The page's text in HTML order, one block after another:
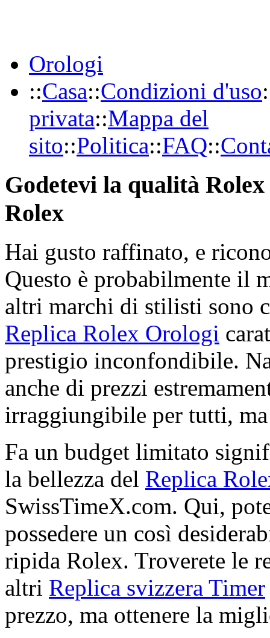
Orologi
::Casa::Condizioni d'uso
privata::Mappa del
sito::Politica::FAQ::
Godetevi la qualità
Rolex
Hai gusto raffinato, e
Questo è probabilmente il
altri marchi di stilisti sono
Replica Rolex Orologi
prestigio inconfondibile.
anche di prezzi
irraggiungibile per tutti,
Fa un budget limitato
la bellezza del Replica
SwissTimeX.com. Qui,
possedere un così
ripida Rolex. Troverete le
altri Replica svizzera Timer
prezzo, ma ottenere la